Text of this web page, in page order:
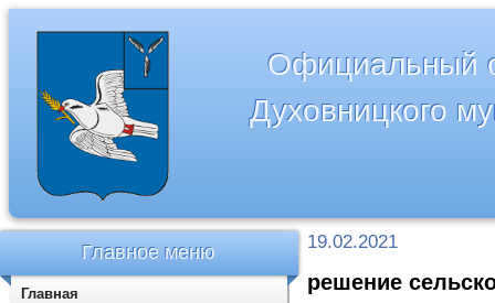
Официальный
Духовницкого
19.02.2021
решение
Главное меню
Главная